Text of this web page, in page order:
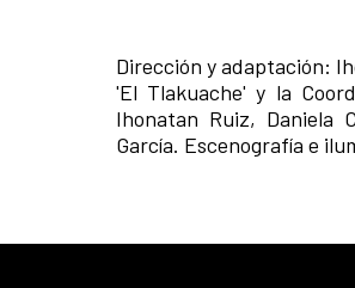
Dirección y adaptación:
'El Tlakuache' y la
Ihonatan Ruiz, Daniela
García. Escenografía e